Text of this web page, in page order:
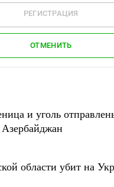
РЕГИСТРАЦИЯ
ОТМЕНИТЬ
и уголь
области убит на